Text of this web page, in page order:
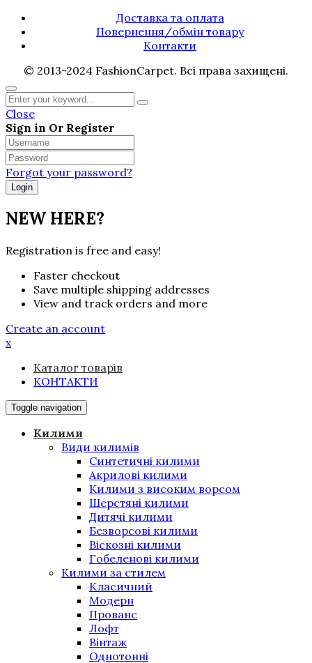
Доставка та оплата
Повернення/обмін товару
Контакти
© 2013-2024 FashionCarpet. Всі права захищені.
Close
Sign in Or Register
Forgot your password?
NEW HERE?
Registration is free and easy!
Faster checkout
Save multiple shipping addresses
View and track orders and more
Create an account
x
Каталог товарів
КОНТАКТИ
Toggle navigation
Килими
Види килимів
Синтетичні килими
Акрилові килими
Килими з високим ворсом
Шерстяні килими
Дитячі килими
Безворсові килими
Віскозні килими
Гобеленові килими
Килими за стилем
Класичний
Модерн
Прованс
Лофт
Вінтаж
Однотонні